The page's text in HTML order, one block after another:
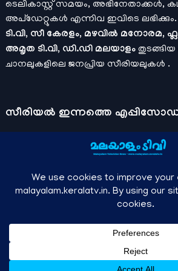
ടെലികാസ്റ്റ് സമയം, അഭിനേതാക്കൾ,
അപ്ഡേറ്റുകൾ എന്നിവ ഇവിടെ ലഭിക്കും.
ടി.വി, സീ കേരളം, മഴവിൽ മനോരമ,
അമൃത ടി.വി, ഡി.ഡി മലയാളം തുടങ്ങിയ
ചാനലുകളിലെ ജനപ്രിയ സീരിയലുകൾ .
സീരിയല്‍ ഇന്നത്തെ
ചാനലുകളുടെ ഔദ്യോഗിക മൊബൈല്‍
യൂട്യൂബ് ചാനല്‍ ഇവ ഉപയോഗപ്പെടുത്തി
മനോരമ മാക്സ് , സണ്‍ നെക്സ്റ്റ്, സോണി
തുടങ്ങിയ ഒടിടി ആപ്പുകള്‍ വഴിയുള്ള
മലയാളം ടിവി - എല്ലാ മലയാളം
Owned and managed by